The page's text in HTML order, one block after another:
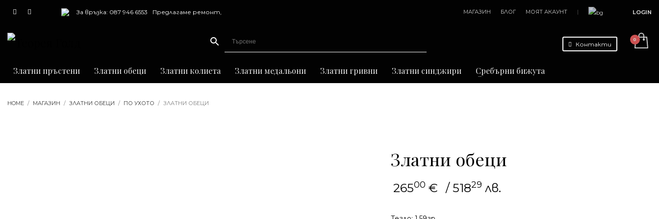
За връзка: 087 946 6553
Предлагаме ремонт,
МАГАЗИН БЛОГ МОЯТ АКАУНТ | LOGIN
Контакти
Златни пръстени Златни обеци Златни колиета Златни медальони Златни гривни Златни синджири Сребърни бижута
HOME МАГАЗИН ЗЛАТНИ ОБЕЦИ ПО УХОТО ЗЛАТНИ ОБЕЦИ
Златни обеци
26500 € / 51829 лв.